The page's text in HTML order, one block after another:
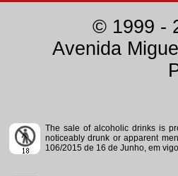
© 1999 -
Avenida
The sale of alcoholic drinks is
noticeably drunk or apparent
106/2015 de 16 de Junho, em